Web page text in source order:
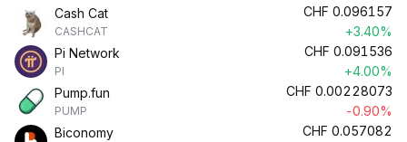
Cash Cat
CASHCAT
CHF 0.096157
+3.40%
Pi Network
PI
CHF 0.091536
+4.00%
Pump.fun
PUMP
CHF 0.00228073
-0.90%
Biconomy
CHF 0.057082